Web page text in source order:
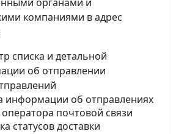
компаниями в адрес
списка и детальной
об отправлении
информации об отправлениях
почтовой связи
статусов доставки